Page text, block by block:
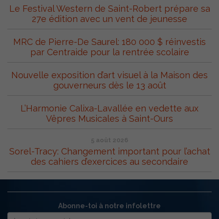
Le Festival Western de Saint-Robert prépare sa
27e édition avec un vent de jeunesse
MRC de Pierre-De Saurel: 180 000 $ réinvestis
par Centraide pour la rentrée scolaire
Nouvelle exposition d’art visuel à la Maison des
gouverneurs dès le 13 août
L’Harmonie Calixa-Lavallée en vedette aux
Vêpres Musicales à Saint-Ours
5 août 2026
Sorel-Tracy: Changement important pour l’achat
des cahiers d’exercices au secondaire
Abonne-toi à notre infolettre